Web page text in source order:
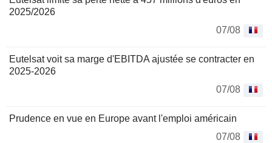
2025/2026
07/08
Eutelsat voit sa marge d'EBITDA ajustée se contracter en
2025-2026
07/08
Prudence en vue en Europe avant l'emploi américain
07/08